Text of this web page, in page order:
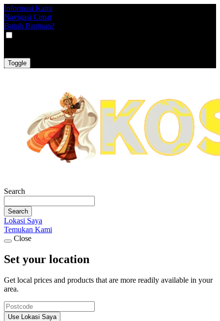
Informasi Kami
Navigasi Cepat
Butuh Bantuan?
Toggle
Search
Search
Lokasi Saya
Temukan Kami
Close
Set your location
Get local prices and products that are more readily available in your
area.
Use Lokasi Saya